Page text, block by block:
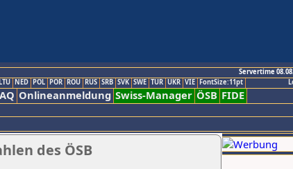
Servertime
NED POL POR ROU RUS SRB SVK SWE TUR UKR VIE FontSize:11pt
Onlineanmeldung Swiss-Manager ÖSB FIDE
des ÖSB